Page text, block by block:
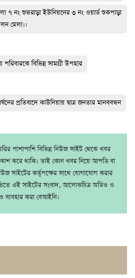
নং শুভরাড়া ইউনিয়নের ৩ নং ওয়ার্ড শুকপাড়া
মেলা।।
বিভিন্ন সামগ্রী উপহার
প্রতিবাদে কাউনিয়ায় ছাত্র জনতার মানববন্ধন
পাশাপাশি বিভিন্ন নিউজ সাইট থেকে খবর
করে থাকি। তাই কোন খবর নিয়ে আপত্তি বা
সাইটের কর্তৃপক্ষের সাথে যোগাযোগ করার
এই সাইটের সংবাদ, আলোকচিত্র অডিও ও
ব্যবহার করা বেআইনি।